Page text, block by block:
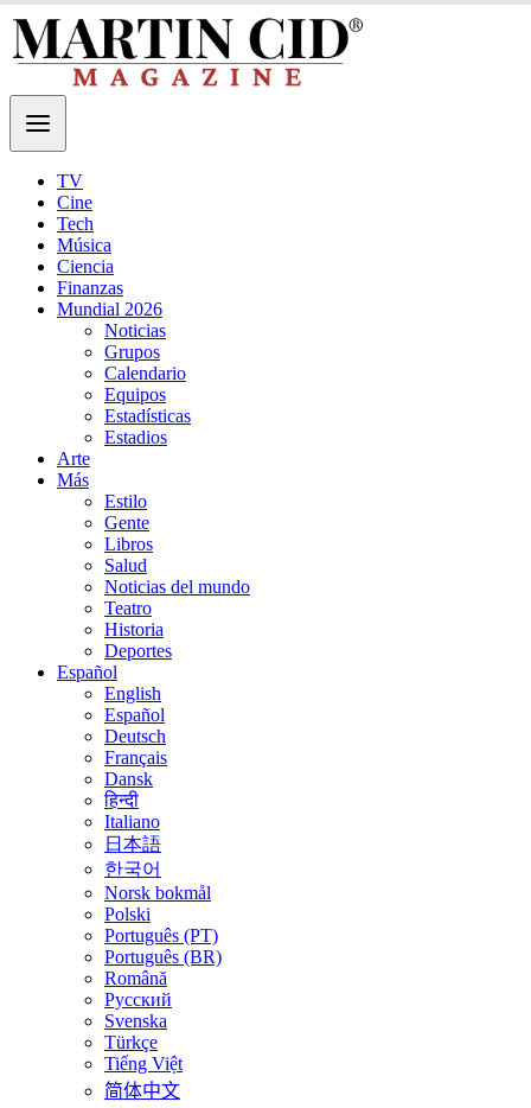
TV
Cine
Tech
Música
Ciencia
Finanzas
Mundial 2026
Noticias
Grupos
Calendario
Equipos
Estadísticas
Estadios
Arte
Más
Estilo
Gente
Libros
Salud
Noticias del mundo
Teatro
Historia
Deportes
Español
English
Español
Deutsch
Français
Dansk
हिन्दी
Italiano
日本語
한국어
Norsk bokmål
Polski
Português (PT)
Português (BR)
Română
Русский
Svenska
Türkçe
Tiếng Việt
简体中文